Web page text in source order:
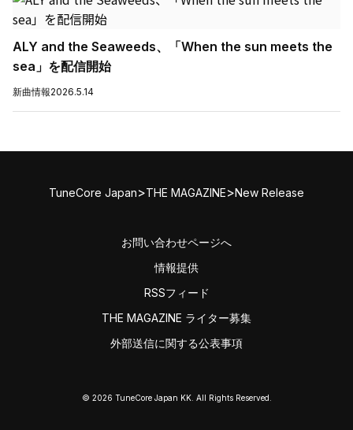
ALY and the Seaweeds、「When the sun meets the
sea」を配信開始
新曲情報2026.5.14
TuneCore Japan>THE MAGAZINE>New Release
お問い合わせページへ
情報提供
RSSフィード
THE MAGAZINE ライター募集
外部送信に関する公表事項
© 2026 TuneCore Japan KK. All Rights Reserved.